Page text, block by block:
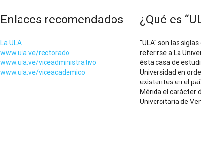
Enlaces recomendados
La ULA
www.ula.ve/rectorado
www.ula.ve/viceadministrativo
www.ula.ve/viceacademico
¿Qué es
"ULA" son las
referirse a La
ésta casa de
Universidad en
existentes en el
Mérida el carácter
Universitaria de